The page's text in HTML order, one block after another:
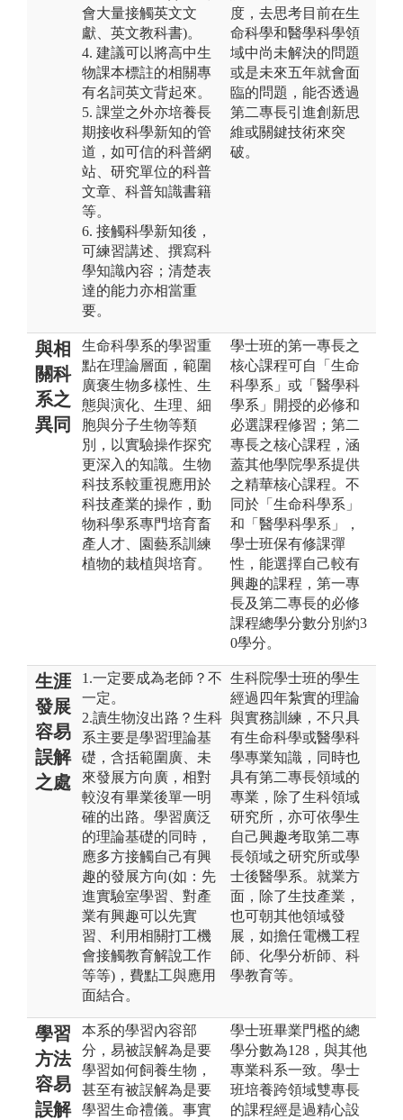
會大量接觸英文文
獻、英文教科書)。
4. 建議可以將高中生
物課本標註的相關專
有名詞英文背起來。
5. 課堂之外亦培養長
期接收科學新知的管
道，如可信的科普網
站、研究單位的科普
文章、科普知識書籍
等。
6. 接觸科學新知後，
可練習講述、撰寫科
學知識內容；清楚表
達的能力亦相當重
要。
度，去思考目前在生
命科學和醫學科學領
域中尚未解決的問題
或是未來五年就會面
臨的問題，能否透過
第二專長引進創新思
維或關鍵技術來突
破。
與相
關科
系之
異同
生命科學系的學習重
點在理論層面，範圍
廣褒生物多樣性、生
態與演化、生理、細
胞與分子生物等類
別，以實驗操作探究
更深入的知識。生物
科技系較重視應用於
科技產業的操作，動
物科學系專門培育畜
產人才、園藝系訓練
植物的栽植與培育。
學士班的第一專長之
核心課程可自「生命
科學系」或「醫學科
學系」開授的必修和
必選課程修習；第二
專長之核心課程，涵
蓋其他學院學系提供
之精華核心課程。不
同於「生命科學系」
和「醫學科學系」，
學士班保有修課彈
性，能選擇自己較有
興趣的課程，第一專
長及第二專長的必修
課程總學分數分別約3
0學分。
生涯
發展
容易
誤解
之處
1.一定要成為老師？不
一定。
2.讀生物沒出路？生科
系主要是學習理論基
礎，含括範圍廣、未
來發展方向廣，相對
較沒有畢業後單一明
確的出路。學習廣泛
的理論基礎的同時，
應多方接觸自己有興
趣的發展方向(如：先
進實驗室學習、對產
業有興趣可以先實
習、利用相關打工機
會接觸教育解說工作
等等)，費點工與應用
面結合。
生科院學士班的學生
經過四年紮實的理論
與實務訓練，不只具
有生命科學或醫學科
學專業知識，同時也
具有第二專長領域的
專業，除了生科領域
研究所，亦可依學生
自己興趣考取第二專
長領域之研究所或學
士後醫學系。就業方
面，除了生技產業，
也可朝其他領域發
展，如擔任電機工程
師、化學分析師、科
學教育等。
學習
方法
容易
誤解
本系的學習內容部
分，易被誤解為是要
學習如何飼養生物，
甚至有被誤解為是要
學習生命禮儀。事實
學士班畢業門檻的總
學分數為128，與其他
專業科系一致。學士
班培養跨領域雙專長
的課程經是過精心設